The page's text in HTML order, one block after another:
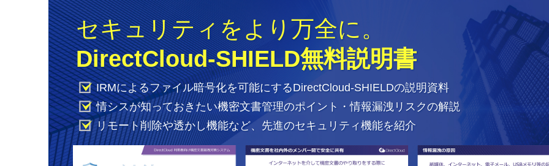
セキュリティをより万全に。
DirectCloud-SHIELD無料説明書
IRMによるファイル暗号化を可能にするDirectCloud-SHIELDの説明資料
情シスが知っておきたい機密文書管理のポイント・情報漏洩リスクの解説
リモート削除や透かし機能など、先進のセキュリティ機能を紹介